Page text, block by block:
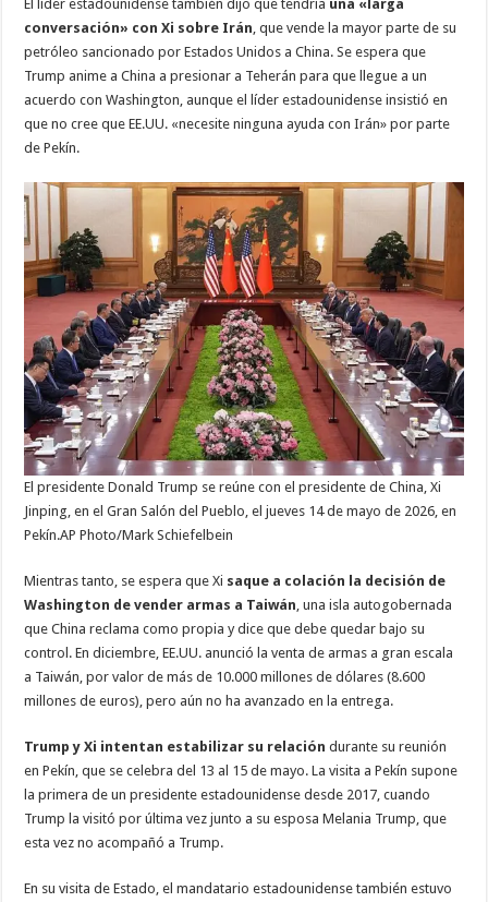
El líder estadounidense también dijo que tendría una «larga
conversación» con Xi sobre Irán , que vende la mayor parte de su
petróleo sancionado por Estados Unidos a China. Se espera que
Trump anime a China a presionar a Teherán para que llegue a un
acuerdo con Washington, aunque el líder estadounidense insistió en
que no cree que EE.UU. «necesite ninguna ayuda con Irán» por parte
de Pekín.
El presidente Donald Trump se reúne con el presidente de China, Xi
Jinping, en el Gran Salón del Pueblo, el jueves 14 de mayo de 2026, en
Pekín.AP Photo/Mark Schiefelbein
Mientras tanto, se espera que Xi saque a colación la decisión de
Washington de vender armas a Taiwán , una isla autogobernada
que China reclama como propia y dice que debe quedar bajo su
control. En diciembre, EE.UU. anunció la venta de armas a gran escala
a Taiwán, por valor de más de 10.000 millones de dólares (8.600
millones de euros), pero aún no ha avanzado en la entrega.
Trump y Xi intentan estabilizar su relación durante su reunión
en Pekín, que se celebra del 13 al 15 de mayo. La visita a Pekín supone
la primera de un presidente estadounidense desde 2017, cuando
Trump la visitó por última vez junto a su esposa Melania Trump, que
esta vez no acompañó a Trump.
En su visita de Estado, el mandatario estadounidense también estuvo